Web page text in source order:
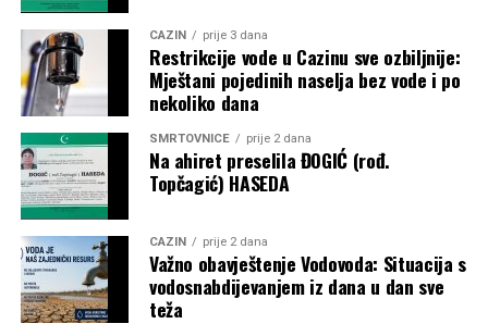
prvenstva za žene u Brazilu 2027. godine, kao i
historijskog Mundijala 2030., koji će biti održan na tri
kontinenta i u šest država.
Share Post
Share
Tweet Share
CAZIN prije 3 dana
Restrikcije vode u Cazinu sve ozbiljnije:
Mještani pojedinih naselja bez vode i po
nekoliko dana
SMRTOVNICE prije 2 dana
Na ahiret preselila ĐOGIĆ (rođ.
Topčagić) HASEDA
CAZIN prije 2 dana
Važno obavještenje Vodovoda: Situacija s
vodosnabdijevanjem iz dana u dan sve
teža